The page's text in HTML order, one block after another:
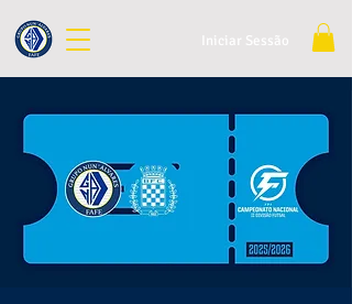
Iniciar Sessão